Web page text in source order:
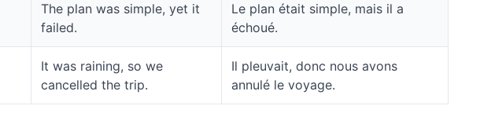
The plan was simple, yet it
failed.
Le plan était simple, mais il a
échoué.
It was raining, so we
cancelled the trip.
Il pleuvait, donc nous avons
annulé le voyage.